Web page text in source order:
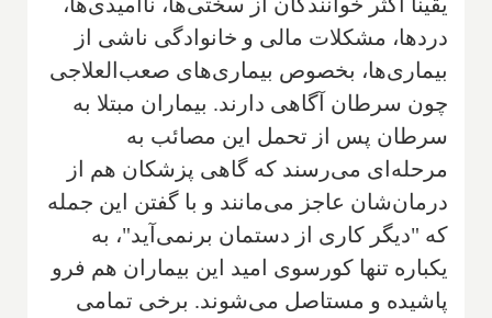
دردها، مشکلات مالی و خانوادگی ناشی از
بیماری‌ها، بخصوص بیماری‌های صعب‌العلاجی
چون سرطان آگاهی دارند. بیماران مبتلا به
سرطان پس از تحمل این مصائب به
مرحله‌ای می‌رسند که گاهی پزشکان هم از
درمان‌شان عاجز می‌مانند و با گفتن این جمله
که "دیگر کاری از دستمان برنمی‌آید"، به
یکباره تنها کورسوی امید این بیماران هم فرو
‌پاشیده و مستاصل می‌شوند. برخی تمامی